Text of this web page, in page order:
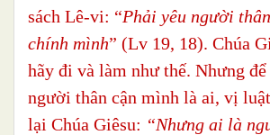
sách Lê-vi: “Phải yêu người
chính mình” (Lv 19, 18). Chúa
hãy đi và làm như thế. Nhưng
người thân cận mình là ai, vị
lại Chúa Giêsu: “Nhưng ai là